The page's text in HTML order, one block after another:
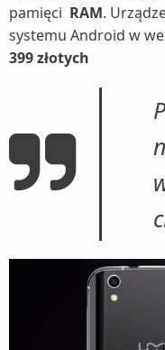
pamięci RAM.
systemu Android w
399 złotych